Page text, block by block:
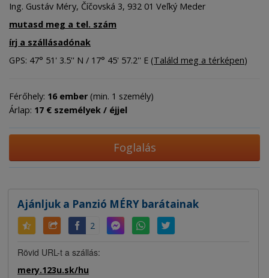
Ing. Gustáv Méry, Číčovská 3, 932 01 Veľký Meder
mutasd meg a tel. szám
írj a szállásadónak
GPS: 47° 51' 3.5'' N / 17° 45' 57.2'' E (Találd meg a térképen)
Férőhely: 16 ember (min. 1 személy)
Árlap: 17 € személyek / éjjel
Foglalás
Ajánljuk a Panzió MÉRY barátainak
2
Rövid URL-t a szállás:
mery.123u.sk/hu